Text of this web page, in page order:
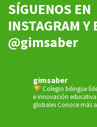
SÍGUENOS EN
INSTAGRAM Y
@gimsaber
gimsaber
🏆 Colegio bilingüe
e innovación educativa
globalesConoce más